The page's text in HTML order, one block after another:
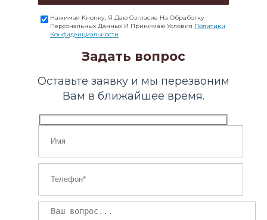
Нажимая Кнопку, Я Даю Согласие На Обработку
Персональных Данных И Принимаю Условия Политики
Конфиденциальности
Задать вопрос
Оставьте заявку и мы перезвоним
Вам в ближайшее время.